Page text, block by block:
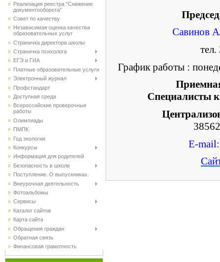
Реализация реестра "Снижение
документооборота"
Совет по качеству
Независимая оценка качества
образовательных услуг
Страничка директора школы
Страничка психолога
ЕГЭ и ГИА
Платные образовательные услуги
Электронный журнал
Профстандарт
Доступная среда
Всероссийские проверочные
работы
Олимпиады
ПМПК
Год экологии
Конкурсы
Информация для родителей
Безопасность в школе
Поступление. О выпускниках.
Внеурочная деятельность
Фотоальбомы
Сервисы
Каталог сайтов
Карта сайта
Обращения граждан
Обратная связь
Финансовая грамотность
Савинов
График работы :
Специалисты
E-